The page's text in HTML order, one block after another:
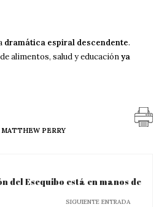
dramática espiral descendente.
de alimentos, salud y educaciónya
MATTHEW PERRY
del Esequibo está en manos de
SIGUIENTE ENTRADA